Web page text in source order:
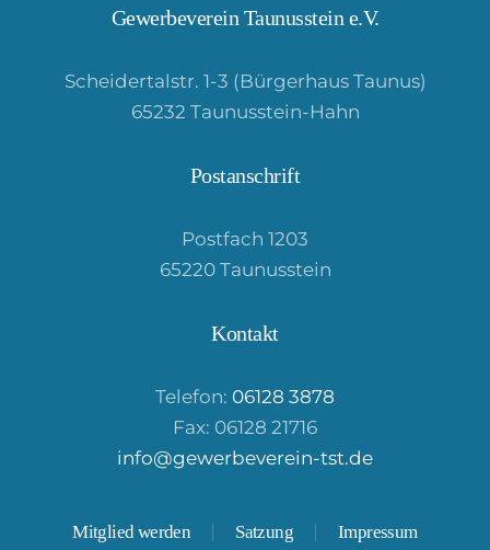
Gewerbeverein Taunusstein e.V.
Scheidertalstr. 1-3 (Bürgerhaus Taunus)
65232 Taunusstein-Hahn
Postanschrift
Postfach 1203
65220 Taunusstein
Kontakt
Telefon: 06128 3878
Fax: 06128 21716
info@gewerbeverein-tst.de
Mitglied werden Satzung Impressum